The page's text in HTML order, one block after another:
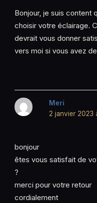
Bonjour, je suis content
choisir votre éclairage.
devrait vous donner
vers moi si vous avez
Meri
2 janvier 2023
bonjour
êtes vous satisfait de
?
merci pour votre retour
cordialement